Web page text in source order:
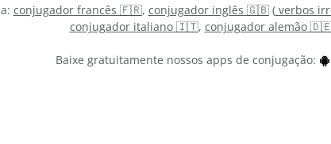
conjugador francês 🇫🇷, conjugador inglês 🇬🇧(verbos
conjugador italiano 🇮🇹, conjugador alemão
Baixe gratuitamente nossos apps de conjugação: